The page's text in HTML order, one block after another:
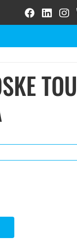
facebook
brandsbrands